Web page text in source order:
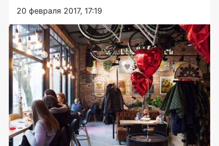
20 февраля 2017, 17:19